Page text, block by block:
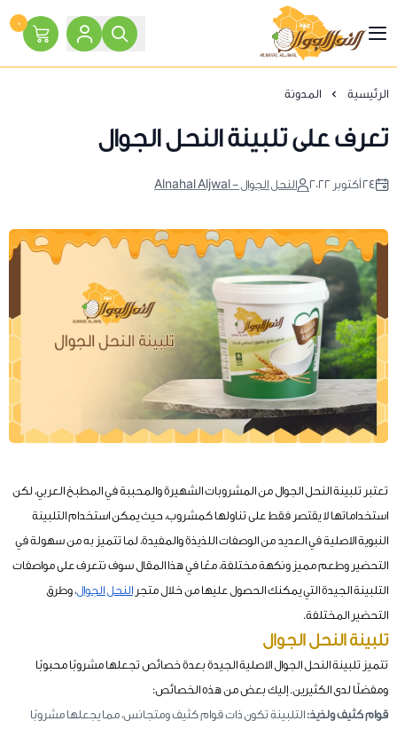
النحل الجوال
٠
الرئيسية المدونة
تعرف على تلبينة النحل الجوال
٢٤ أكتوبر ٢٠٢٢ النحل الجوال - Alnahal Aljwal
تعتبر تلبينة النحل الجوال من المشروبات الشهيرة والمحببة في المطبخ العربي، لكن
استخداماتها لا يقتصر فقط على تناولها كمشروب، حيث يمكن استخدام التلبينة
النبوية الاصلية في العديد من الوصفات اللذيذة والمفيدة، لما تتميز به من سهولة في
التحضير وطعم مميز ونكهة مختلفة، معًا في هذا المقال سوف نتعرف على مواصفات
التلبينة الجيدة التي يمكنك الحصول عليها من خلال متجر النحل الجوال، وطرق
التحضير المختلفة.
تلبينة النحل الجوال
تتميز تلبينة النحل الجوال الاصلية الجيدة بعدة خصائص تجعلها مشروبًا محبوبًا
ومفضلًا لدى الكثيرين. إليك بعض من هذه الخصائص:
قوام كثيف ولذيذ: التلبينة تكون ذات قوام كثيف ومتجانس، مما يجعلها مشروبًا